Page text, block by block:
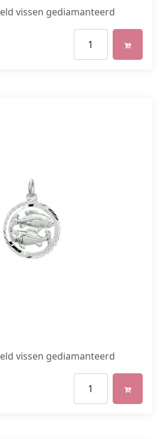
vissen gediamanteerd
vissen gediamanteerd